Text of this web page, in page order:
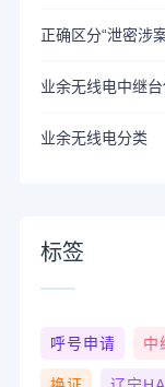
正确区分“泄密涉
业余无线电分类
标签
呼号申请 中